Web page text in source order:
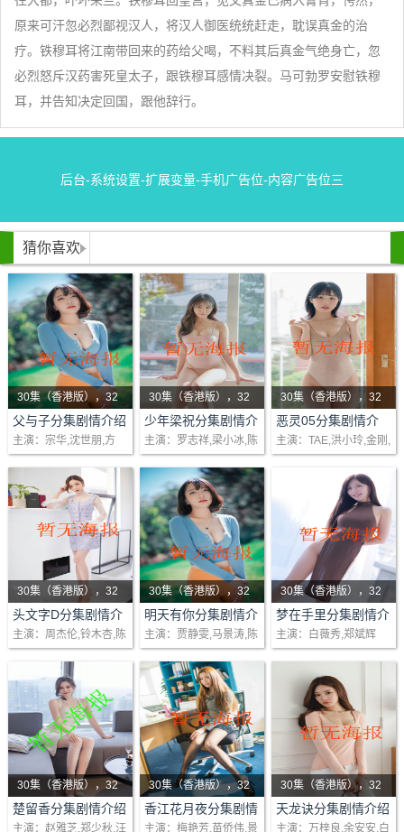
原来可汗忽必烈鄙视汉人，将汉人御医统统赶走，耽误真金的治
疗。铁穆耳将江南带回来的药给父喝，不料其后真金气绝身亡，忽
必烈怒斥汉药害死皇太子，跟铁穆耳感情决裂。马可勃罗安慰铁穆
耳，并告知决定回国，跟他辞行。
后台-系统设置-扩展变量-手机广告位-内容广告位三
猜你喜欢
30集（香港版），32
集（海外版）
剧情：该剧主要讲述纺
织业大亨与五个子女间
呼风唤雨的大老板，管
理公司他是专家，为什
么回到..
父与子分集剧情介绍
(1-48)大结局
主演：宗华,沈世朋,方
馨,傅子纯
30集（香港版），32
集（海外版）
剧情：自幼与寡母相依
为命，读书勤奋，且生
山书院求学。而祝公达
则独霸一方，其女祝英
台不仅聪颖敏慧..
少年梁祝分集剧情介
绍(1-42)大结局
主演：罗志祥,梁小冰,陈
嘉辉,欧汉声
30集（香港版），32
集（海外版）
剧情：一部揭开生死轮
回偶像剧一场纠葛前世
地舍利子引发出人性贪
婪当黑暗中人性怨怼制
造了恐..
恶灵05分集剧情介
绍(1-20)大结局
主演：TAE,洪小玲,金刚,
李威
30集（香港版），32
集（海外版）
剧情：日本秋名山上的
清晨，一辆丰田出产的
坡道飞驰，车内神秘车
手的飘移车速使人吃
惊。ae86在滕..
头文字D分集剧情介
绍(1-48)大结局
主演：周杰伦,铃木杏,陈
冠希,黄秋生
30集（香港版），32
集（海外版）
剧情：明天有你是叙述
为情所困、为情所伤的
生活和勾心斗角、尔虞
我诈的商业战场，该怎
样选择自己..
明天有你分集剧情介
绍(1-40)大结局
主演：贾静雯,马景涛,陈
德容,萧蔷
30集（香港版），32
集（海外版）
剧情：姚思琦（白薇秀
饰演）乐观自信，性格
意失败后自杀，但在养
父母范达维夫妇一家四
口的关爱下幸福..
梦在手里分集剧情介
绍(1-48)大结局
主演：白薇秀,郑斌辉
30集（香港版），32
集（海外版）
剧情：风流潇洒的楚留
香，以盗宝绝技闻名天
楚留香分集剧情介绍
(1-48)大结局
主演：赵雅芝,郑少秋,汪
30集（香港版），32
集（海外版）
剧情：《香江花月夜》
是梅艳芳唯一的一部电
香江花月夜分集剧情
介绍(1-48)大结局
主演：梅艳芳,苗侨伟,景
30集（香港版），32
集（海外版）
剧情：丽的电视凭一
部‘天蚕变’，夺取得当年
天龙诀分集剧情介绍
(1-40)大结局
主演：万梓良,余安安,白